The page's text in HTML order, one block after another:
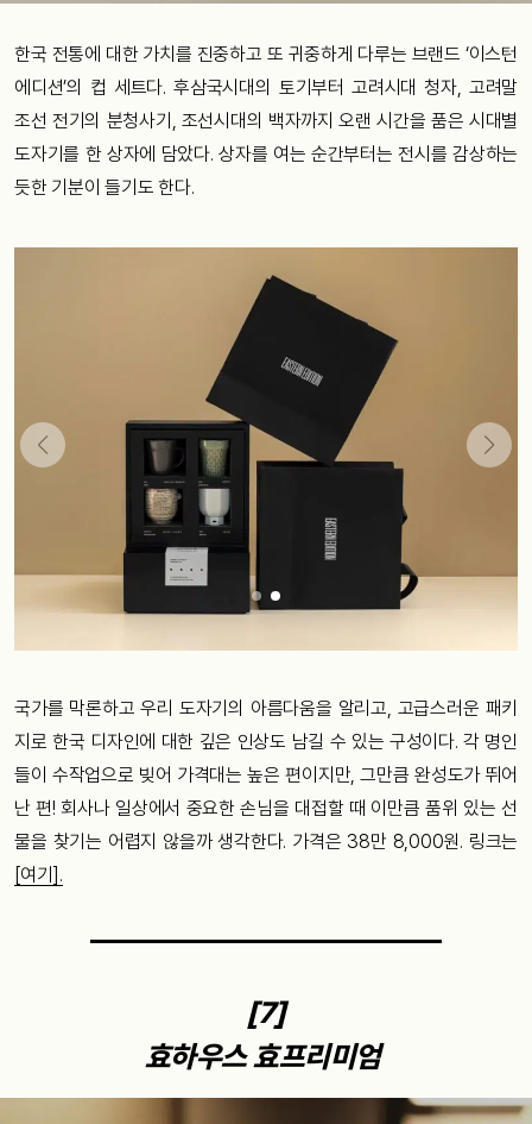
한국 전통에 대한 가치를 진중하고 또 귀중하게 다루는 브랜드 ‘이스턴
에디션’의 컵 세트다. 후삼국시대의 토기부터 고려시대 청자, 고려말
조선 전기의 분청사기, 조선시대의 백자까지 오랜 시간을 품은 시대별
도자기를 한 상자에 담았다. 상자를 여는 순간부터는 전시를 감상하는
듯한 기분이 들기도 한다.
국가를 막론하고 우리 도자기의 아름다움을 알리고, 고급스러운 패키
지로 한국 디자인에 대한 깊은 인상도 남길 수 있는 구성이다. 각 명인
들이 수작업으로 빚어 가격대는 높은 편이지만, 그만큼 완성도가 뛰어
난 편! 회사나 일상에서 중요한 손님을 대접할 때 이만큼 품위 있는 선
물을 찾기는 어렵지 않을까 생각한다. 가격은 38만 8,000원. 링크는
[여기].
[7]
효하우스 효프리미엄